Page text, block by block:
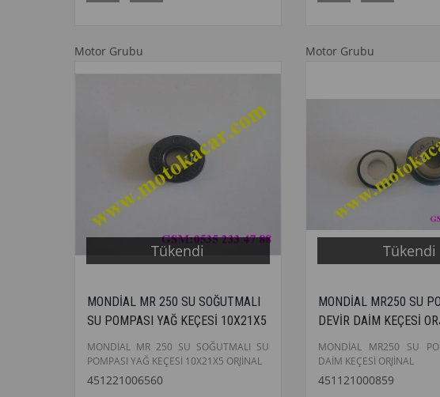
Motor Grubu
Tükendi
MONDİAL MR 250 SU SOĞUTMALI
SU POMPASI YAĞ KEÇESİ 10X21X5
ORJİNAL
MONDİAL MR 250 SU SOĞUTMALI SU
POMPASI YAĞ KEÇESİ 10X21X5 ORJİNAL
451221006560
Motor Grubu
Tükendi
MONDİAL MR250 SU
DEVİR DAİM KEÇESİ
MONDİAL MR250 SU
DAİM KEÇESİ ORJİNAL
451121000859